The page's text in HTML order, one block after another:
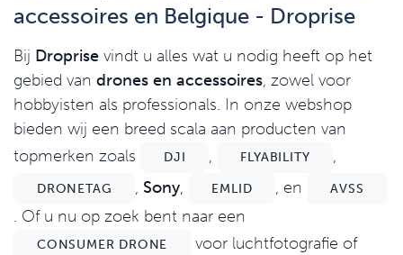
accessoires en Belgique - Droprise
Bij Droprise vindt u alles wat u nodig heeft op het
gebied van drones en accessoires, zowel voor
hobbyisten als professionals. In onze webshop
bieden wij een breed scala aan producten van
topmerken zoals
DJI , FLYABILITY ,
DRONETAG , Sony, EMLID , en AVSS
. Of u nu op zoek bent naar een
CONSUMER DRONE
voor luchtfotografie of